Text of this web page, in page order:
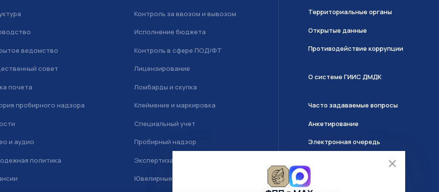
ведомство
совет
почета
пробирного надзора
и аудио
политика
Контроль за ввозом и вывозом
Исполнение бюджета
Контроль в сфере ПОД/ФТ
Лицензирование
Ломбарды и скупка
Клеймение и маркировка
Специальный учет
Пробирный надзор
Экспертиза
Ювелирные камни
Территориальные органы
Открытые данные
Противодействие коррупции
О системе ГИИС ДМДК
Часто задаваемые вопросы
Анкетирование
Электронная очередь